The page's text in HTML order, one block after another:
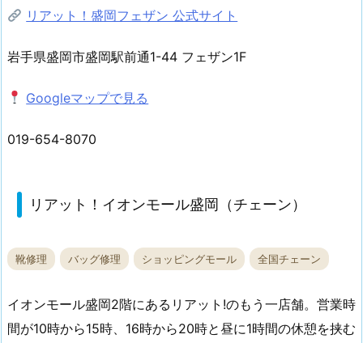
リアット！盛岡フェザン 公式サイト
岩手県盛岡市盛岡駅前通1-44 フェザン1F
Googleマップで見る
019-654-8070
リアット！イオンモール盛岡（チェーン）
靴修理 バッグ修理 ショッピングモール 全国チェーン
イオンモール盛岡2階にあるリアット!のもう一店舗。営業時
間が10時から15時、16時から20時と昼に1時間の休憩を挟む